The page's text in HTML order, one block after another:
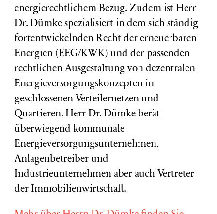
energierechtlichem Bezug. Zudem ist Herr
Dr. Dümke spezialisiert in dem sich ständig
fortentwickelnden Recht der erneuerbaren
Energien (EEG/KWK) und der passenden
rechtlichen Ausgestaltung von dezentralen
Energieversorgungskonzepten in
geschlossenen Verteilernetzen und
Quartieren. Herr Dr. Dümke berät
überwiegend kommunale
Energieversorgungsunternehmen,
Anlagenbetreiber und
Industrieunternehmen aber auch Vertreter
der Immobilienwirtschaft.